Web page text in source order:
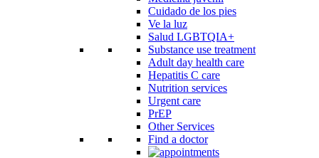
Cuidado de los pies
Ve la luz
Salud LGBTQIA+
Substance use treatment
Adult day health care
Hepatitis C care
Nutrition services
Urgent care
PrEP
Other Services
Find a doctor